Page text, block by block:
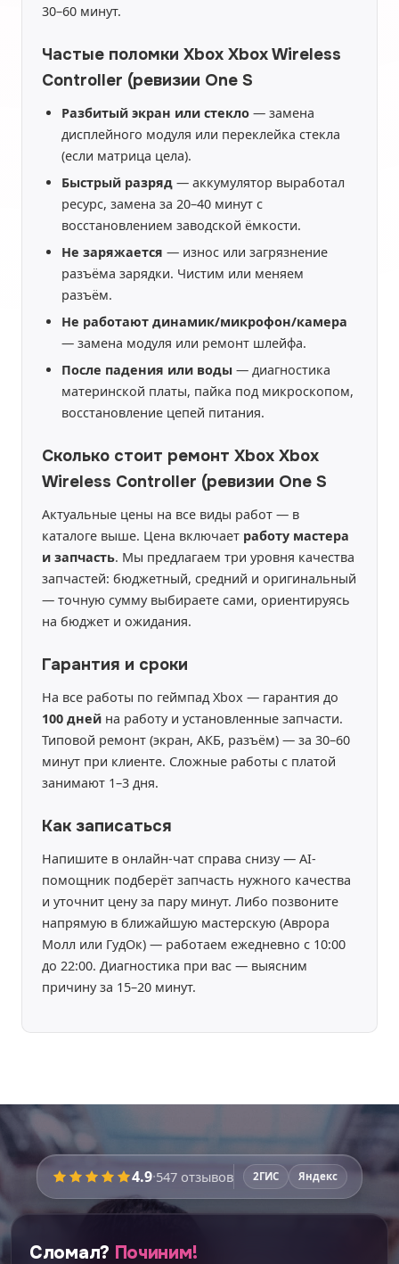
30–60 минут.
Частые поломки Xbox Xbox Wireless
Controller (ревизии One S
Разбитый экран или стекло — замена
дисплейного модуля или переклейка стекла
(если матрица цела).
Быстрый разряд — аккумулятор выработал
ресурс, замена за 20–40 минут с
восстановлением заводской ёмкости.
Не заряжается — износ или загрязнение
разъёма зарядки. Чистим или меняем
разъём.
Не работают динамик/микрофон/камера
— замена модуля или ремонт шлейфа.
После падения или воды — диагностика
материнской платы, пайка под микроскопом,
восстановление цепей питания.
Сколько стоит ремонт Xbox Xbox
Wireless Controller (ревизии One S
Актуальные цены на все виды работ — в
каталоге выше. Цена включает работу мастера
и запчасть. Мы предлагаем три уровня качества
запчастей: бюджетный, средний и оригинальный
— точную сумму выбираете сами, ориентируясь
на бюджет и ожидания.
Гарантия и сроки
На все работы по геймпад Xbox — гарантия до
100 дней на работу и установленные запчасти.
Типовой ремонт (экран, АКБ, разъём) — за 30–60
минут при клиенте. Сложные работы с платой
занимают 1–3 дня.
Как записаться
Напишите в онлайн-чат справа снизу — AI-
помощник подберёт запчасть нужного качества
и уточнит цену за пару минут. Либо позвоните
напрямую в ближайшую мастерскую (Аврора
Молл или ГудОк) — работаем ежедневно с 10:00
до 22:00. Диагностика при вас — выясним
причину за 15–20 минут.
Время работы:
Перед ремонтом мастерпокажет запчасти
вживуюи расскажет про плюсы и минусы
Никаких этапов не пропустим:
4.9·547 отзывов 2ГИС Яндекс
Сломал? Починим!